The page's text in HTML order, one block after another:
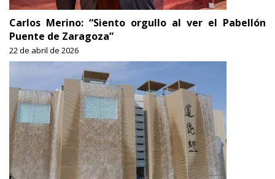
Carlos Merino: “Siento orgullo al ver el Pabellón
Puente de Zaragoza”
22 de abril de 2026